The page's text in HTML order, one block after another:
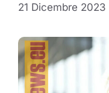
21 Dicembre 2023